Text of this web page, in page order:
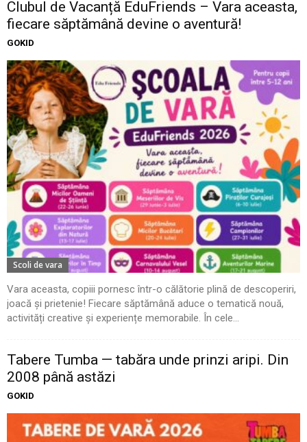
Clubul de Vacanță EduFriends – Vara aceasta,
fiecare săptămână devine o aventură!
GOKID
Scoli de vara
Vara aceasta, copiii pornesc într-o călătorie plină de descoperiri,
joacă și prietenie! Fiecare săptămână aduce o tematică nouă,
activități creative și experiențe memorabile. În cele...
Tabere Tumba — tabăra unde prinzi aripi. Din
2008 până astăzi
GOKID